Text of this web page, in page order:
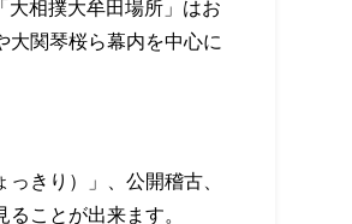
大相撲大牟田場所」はお
大関琴桜ら幕内を中心に
きり）」、公開稽古、
ことが出来ます。